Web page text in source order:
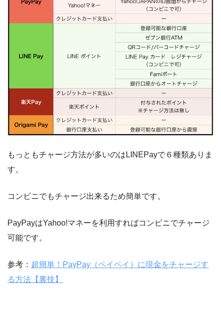
もっともチャージ方法が多いのはLINEPayで６種類ありま
す。
コンビニでもチャージ出来るため簡単です。
PayPayはYahoo!マネーを利用すればコンビニでチャージ
可能です。
参考： 超簡単！PayPay（ペイペイ）に現金をチャージす
る方法【裏技】